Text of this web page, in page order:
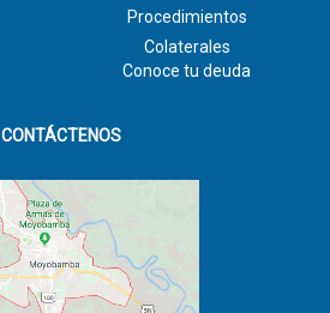
Procedimientos
Colaterales
Conoce tu deuda
CONTÁCTENOS